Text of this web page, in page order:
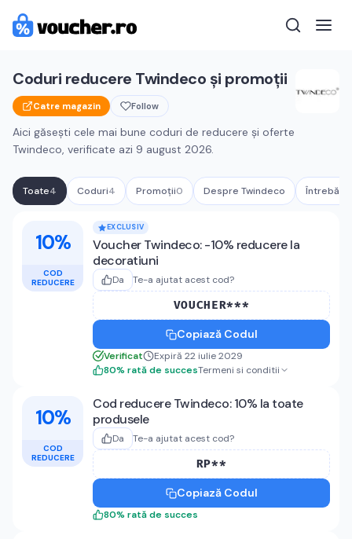
Coduri reducere Twindeco și promoții
Catre magazin Follow
Aici găsești cele mai bune coduri de reducere și oferte
Twindeco, verificate azi 9 august 2026.
Toate4 Coduri4 Promoții0 Despre Twindeco Întrebări
Cupoane active
10%
COD
REDUCERE
EXCLUSIV
Voucher Twindeco: -10% reducere la
decoratiuni
Da Te-a ajutat acest cod?
VOUCHER***
Copiază Codul
Verificat
Expiră 22 iulie 2029
80% rată de succesTermeni si conditii
10%
COD
REDUCERE
Cod reducere Twindeco: 10% la toate
produsele
Da Te-a ajutat acest cod?
RP**
Copiază Codul
80% rată de succes